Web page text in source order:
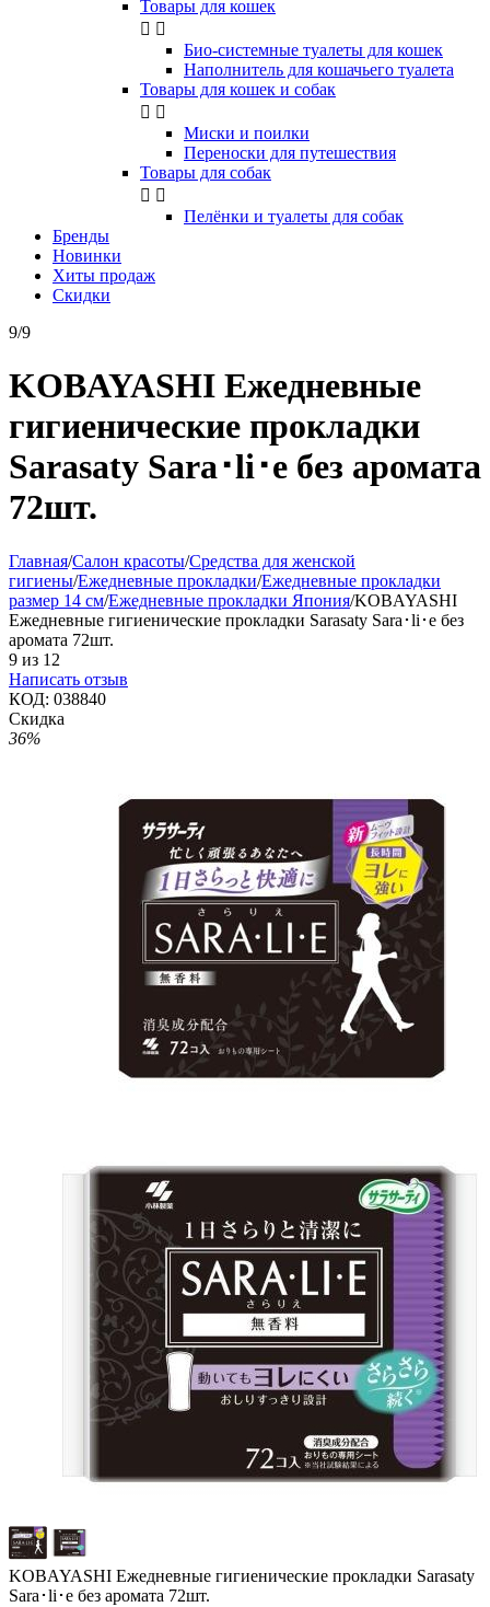
Товары для кошек
 
Био-системные туалеты для кошек
Наполнитель для кошачьего туалета
Товары для кошек и собак
 
Миски и поилки
Переноски для путешествия
Товары для собак
 
Пелёнки и туалеты для собак
Бренды
Новинки
Хиты продаж
Скидки
9/9
KOBAYASHI Ежедневные
гигиенические прокладки
Sarasaty Sara･li･e без аромата
72шт.
Главная/Салон красоты/Средства для женской
гигиены/Ежедневные прокладки/Ежедневные прокладки
размер 14 см/Ежедневные прокладки Япония/KOBAYASHI
Ежедневные гигиенические прокладки Sarasaty Sara･li･e без
аромата 72шт.
9 из 12
Написать отзыв
КОД: 038840
Скидка
36%
KOBAYASHI Ежедневные гигиенические прокладки Sarasaty
Sara･li･e без аромата 72шт.